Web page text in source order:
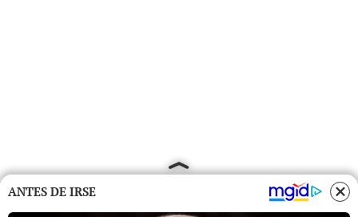
ANTES DE IRSE